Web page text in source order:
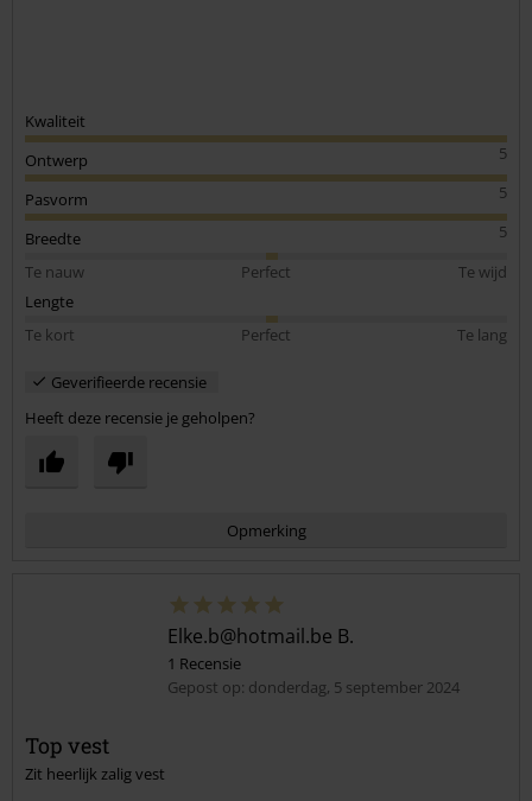
Kwaliteit
5
Ontwerp
5
Pasvorm
5
Breedte
Te nauw
Perfect
Te wijd
Lengte
Te kort
Perfect Te lang
Geverifieerde recensie
Heeft deze recensie je geholpen?
Opmerking
Commentaar versturen
Elke.b@hotmail.be B.
1 Recensie
Gepost op: donderdag, 5 september 2024
Top vest
Zit heerlijk zalig vest